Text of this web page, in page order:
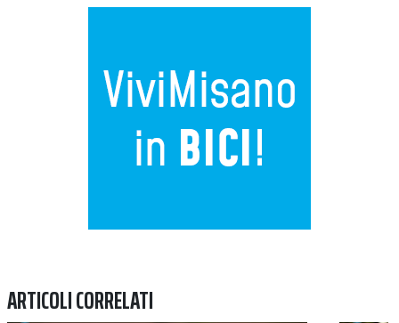
ARTICOLI CORRELATI